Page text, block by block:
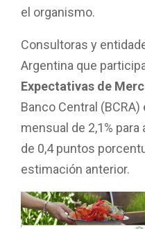
el organismo.
Consultoras y
Argentina que
Expectativas de
Banco Central
mensual de 2,1%
de 0,4 puntos
estimación anterior.